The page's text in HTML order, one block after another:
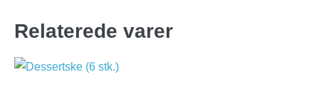
Relaterede varer